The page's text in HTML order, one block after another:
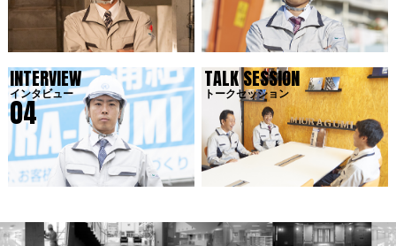
INTERVIEW
インタビュー
04
TALK SESSION
トークセッション